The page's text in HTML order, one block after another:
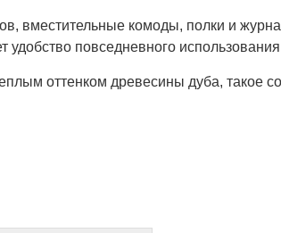
вместительные комоды, полки и
повседневного
оттенком древесины дуба, такое